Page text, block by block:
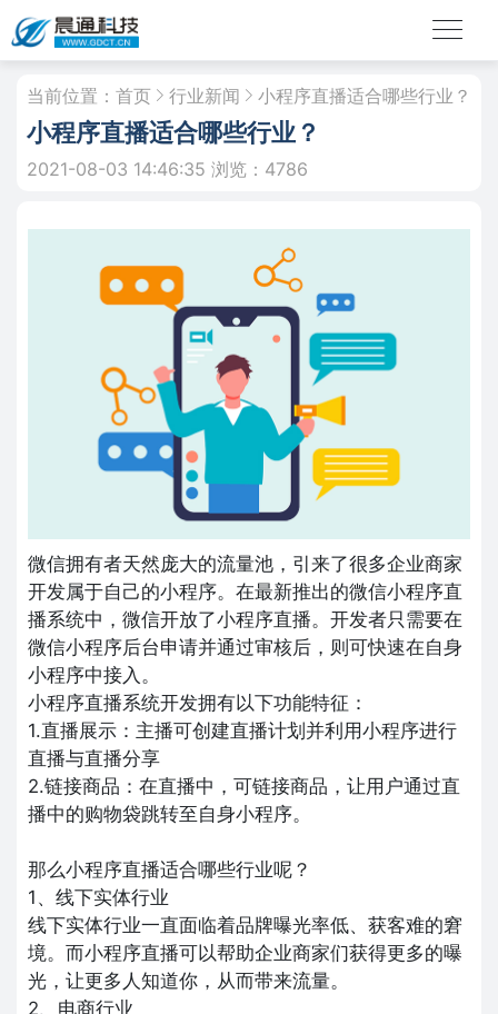
当前位置： 首页 行业新闻 小程序直播适合哪些行业？
小程序直播适合哪些行业？
2021-08-03 14:46:35 浏览：4786
微信拥有者天然庞大的流量池，引来了很多企业商家
开发属于自己的小程序。在最新推出的微信小程序直
播系统中，微信开放了小程序直播。开发者只需要在
微信小程序后台申请并通过审核后，则可快速在自身
小程序中接入。
小程序直播系统开发拥有以下功能特征：
1.直播展示：主播可创建直播计划并利用小程序进行
直播与直播分享
2.链接商品：在直播中，可链接商品，让用户通过直
播中的购物袋跳转至自身小程序。
那么小程序直播适合哪些行业呢？
1、线下实体行业
线下实体行业一直面临着品牌曝光率低、获客难的窘
境。而小程序直播可以帮助企业商家们获得更多的曝
光，让更多人知道你，从而带来流量。
2、电商行业